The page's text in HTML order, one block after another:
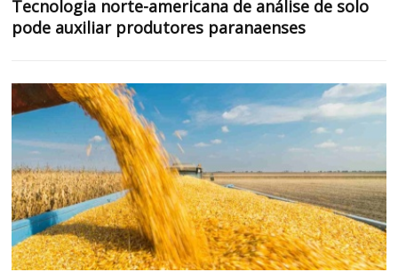
Tecnologia norte-americana de análise de solo
pode auxiliar produtores paranaenses